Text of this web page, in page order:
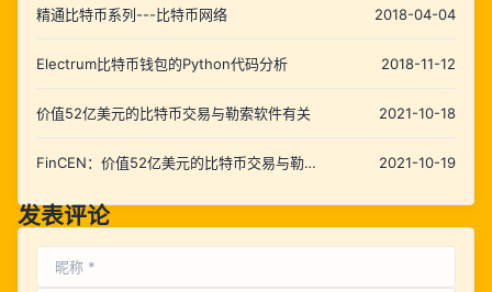
精通比特币系列---比特币网络 2018-04-04
Electrum比特币钱包的Python代码分析 2018-11-12
价值52亿美元的比特币交易与勒索软件有关 2021-10-18
FinCEN：价值52亿美元的比特币交易与勒索
2021-10-19
发表评论